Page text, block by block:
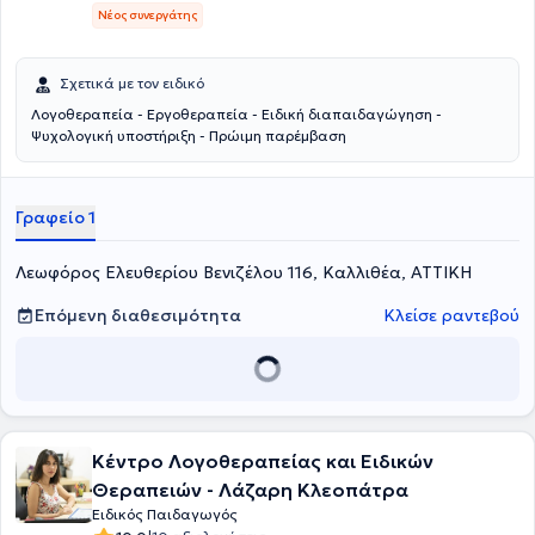
Νέος συνεργάτης
Σχετικά με τον ειδικό
Λογοθεραπεία - Εργοθεραπεία - Ειδική διαπαιδαγώγηση -
Ψυχολογική υποστήριξη - Πρώιμη παρέμβαση
Γραφείο 1
Λεωφόρος Ελευθερίου Βενιζέλου 116, Καλλιθέα, ΑΤΤΙΚΗ
Επόμενη διαθεσιμότητα
Κλείσε ραντεβού
Κέντρο Λογοθεραπείας και Ειδικών
Θεραπειών - Λάζαρη Κλεοπάτρα
Ειδικός Παιδαγωγός